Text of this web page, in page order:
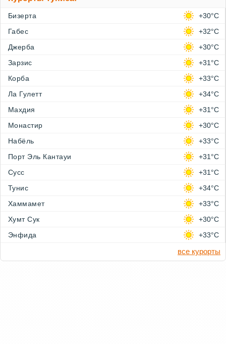
Бизерта
+30°C
Габес
+32°C
Джерба
+30°C
Зарзис
+31°C
Корба
+33°C
Ла Гулетт
+34°C
Махдия
+31°C
Монастир
+30°C
Набёль
+33°C
Порт Эль Кантауи
+31°C
Сусс
+31°C
Тунис
+34°C
Хаммамет
+33°C
Хумт Сук
+30°C
Энфида
+33°C
все курорты